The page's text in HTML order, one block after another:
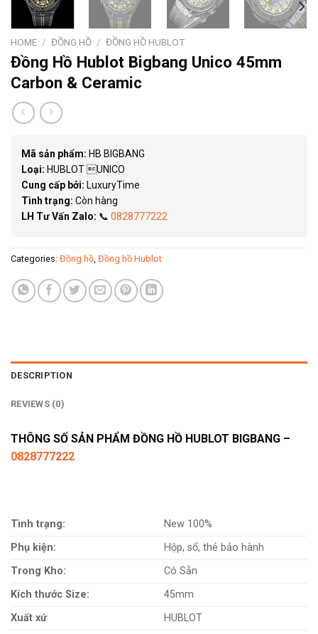
HOME / ĐỒNG HỒ / ĐỒNG HỒ HUBLOT
Đồng Hồ Hublot Bigbang Unico 45mm
Carbon & Ceramic
Mã sản phẩm: HB BIGBANG
Loại: HUBLOT UNICO
Cung cấp bởi: LuxuryTime
Tình trạng: Còn hàng
LH Tư Vấn Zalo: 📞 0828777222
Categories: Đồng hồ, Đồng hồ Hublot
DESCRIPTION
REVIEWS (0)
THÔNG SỐ SẢN PHẨM ĐỒNG HỒ HUBLOT BIGBANG –
0828777222
Tình trạng:
New 100%
Phụ kiện:
Hộp, sổ, thẻ bảo hành
Trong Kho:
Có Sẵn
Kích thước Size:
45mm
Xuất xứ
HUBLOT